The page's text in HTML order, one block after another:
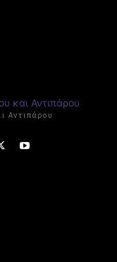
Αντιπάρου